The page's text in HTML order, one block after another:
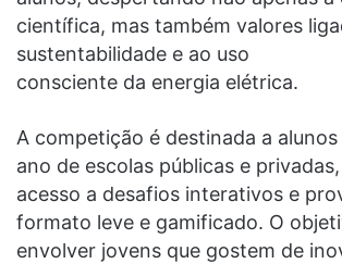
científica, mas também valores
sustentabilidade e ao uso
consciente da energia elétrica.
A competição é destinada a alunos
ano de escolas públicas e
acesso a desafios interativos e
formato leve e gamificado. O
envolver jovens que gostem de